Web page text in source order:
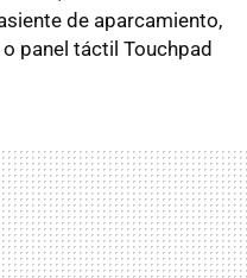
de aparcamiento,
panel táctil Touchpad